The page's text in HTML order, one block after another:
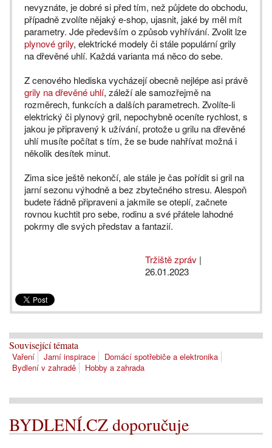
nevyznáte, je dobré si před tím, než půjdete do obchodu,
případně zvolíte nějaký e-shop, ujasnit, jaké by měl mít
parametry. Jde především o způsob vyhřívání. Zvolit lze
plynové grily, elektrické modely či stále populární grily
na dřevěné uhlí. Každá varianta má něco do sebe.
Z cenového hlediska vycházejí obecně nejlépe asi právě
grily na dřevěné uhlí, záleží ale samozřejmě na
rozměrech, funkcích a dalších parametrech. Zvolíte-li
elektrický či plynový gril, nepochybně oceníte rychlost, s
jakou je připravený k užívání, protože u grilu na dřevěné
uhlí musíte počítat s tím, že se bude nahřívat možná i
několik desítek minut.
Zima sice ještě nekončí, ale stále je čas pořídit si gril na
jarní sezonu výhodně a bez zbytečného stresu. Alespoň
budete řádně připraveni a jakmile se oteplí, začnete
rovnou kuchtit pro sebe, rodinu a své přátele lahodné
pokrmy dle svých představ a fantazií.
Tržiště zpráv |
26.01.2023
Související témata
Vaření Jarní inspirace
Domácí spotřebiče a elektronika
Bydlení v zahradě
Hobby a zahrada
BYDLENÍ.CZ doporučuje